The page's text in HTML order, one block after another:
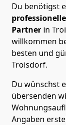
Du benötigst
Partner in
willkommen
besten und
Troisdorf.
Du wünschst
übersenden
Angaben